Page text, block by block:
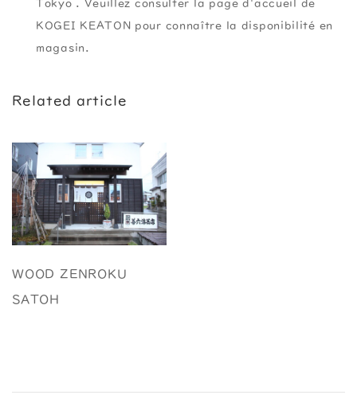
Tokyo . Veuillez consulter la page d'accueil de
KOGEI KEATON pour connaître la disponibilité en
magasin.
Related article
WOOD ZENROKU
SATOH